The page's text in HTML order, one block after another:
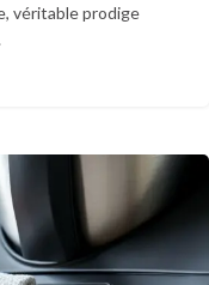
véritable prodige